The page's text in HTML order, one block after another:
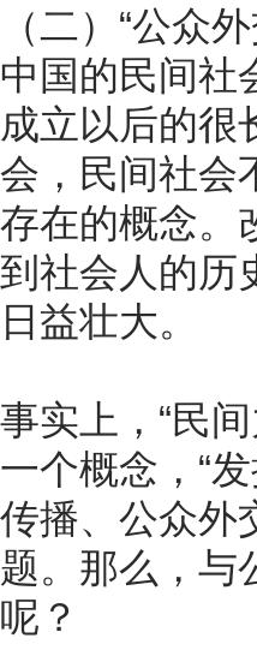
（二）“公众
中国的民间社
成立以后的很
会，民间社会
存在的概念。
到社会人的历
日益壮大。
事实上，“民
一个概念，“
传播、公众外
题。那么，与
呢？